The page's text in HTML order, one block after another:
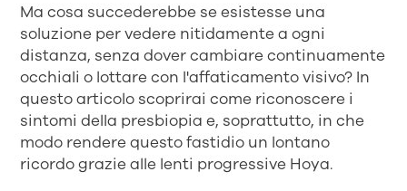
Ma cosa succederebbe se esistesse una
soluzione per vedere nitidamente a ogni
distanza, senza dover cambiare continuamente
occhiali o lottare con l'affaticamento visivo? In
questo articolo scoprirai come riconoscere i
sintomi della presbiopia e, soprattutto, in che
modo rendere questo fastidio un lontano
ricordo grazie alle lenti progressive Hoya.